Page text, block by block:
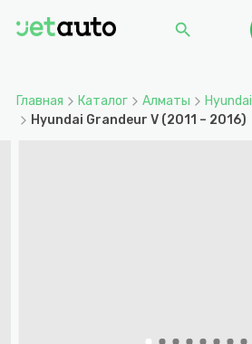
search
Главная Каталог Алматы Hyundai
Hyundai Grandeur V (2011 – 2016)